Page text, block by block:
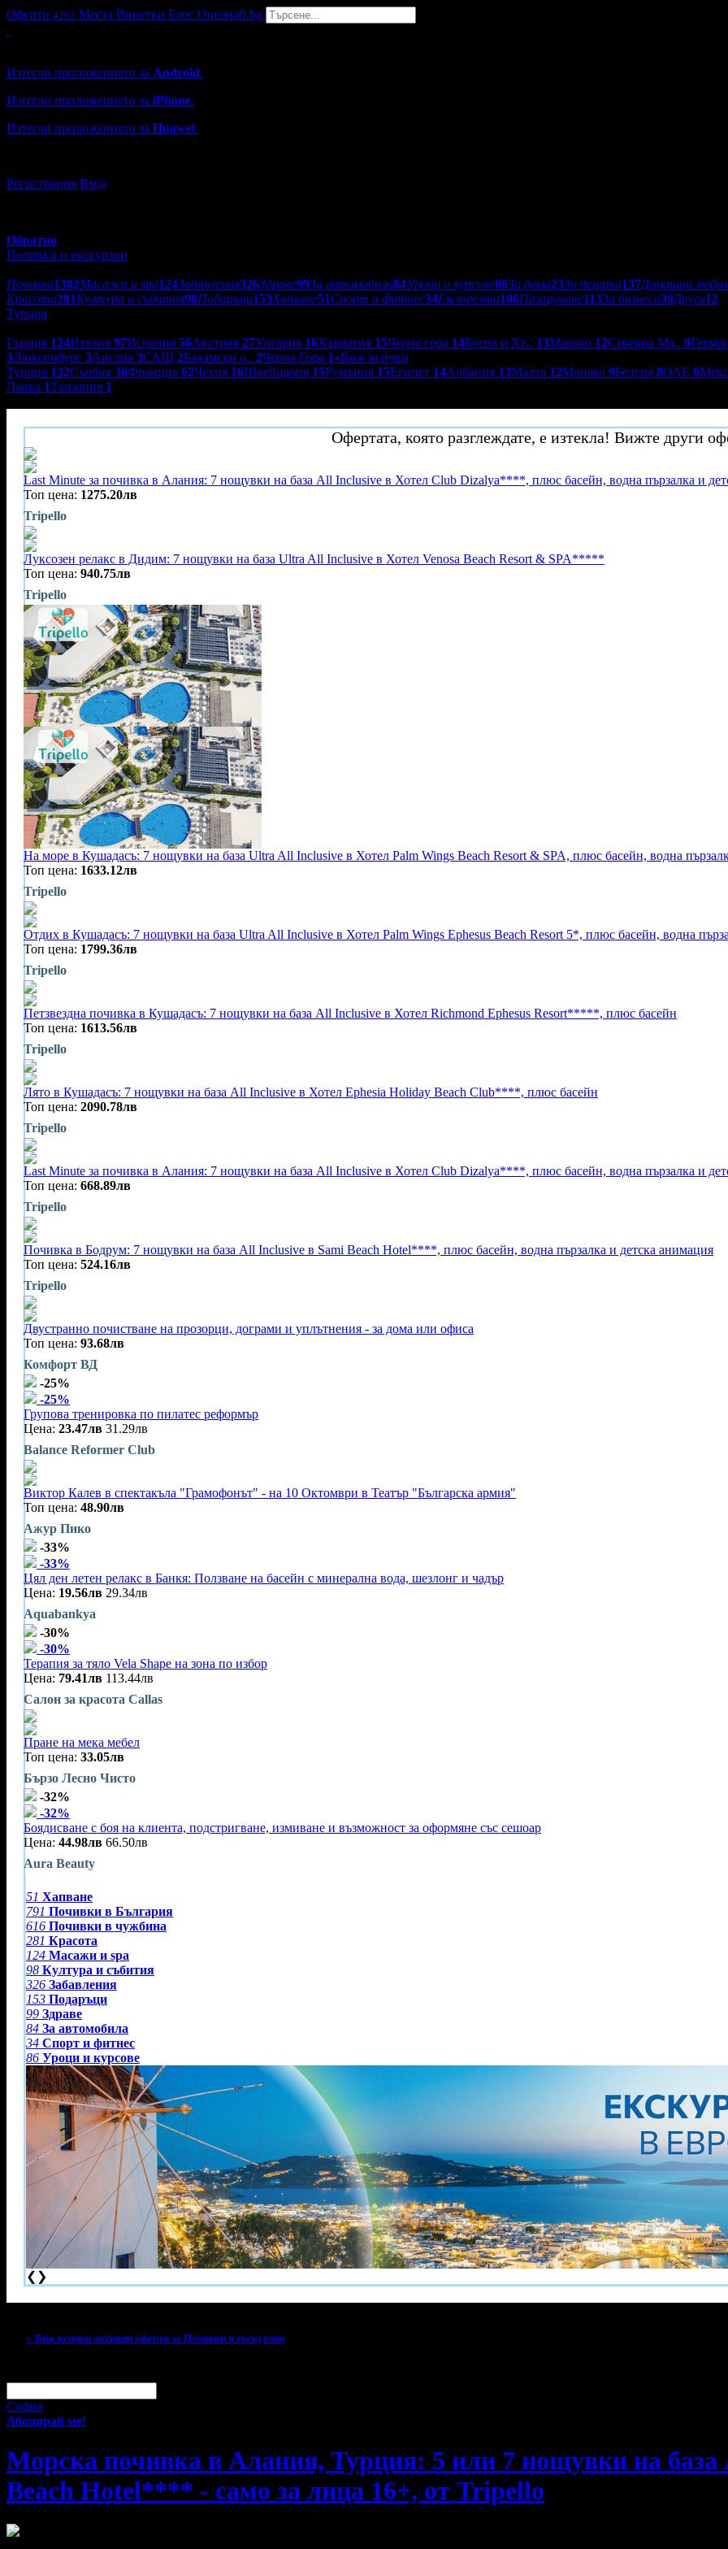
Оферти 4263 Места Винетки Блог Опознай.bg
Изтегли приложението за Android.
Изтегли приложението за iPhone.
Изтегли приложението за Huawei.
Регистрация Вход
Обратно
Почивки и екскурзии
Почивки1382Масажи и spa124Забавления326Здраве99За автомобила84Уроци и курсове86За дома23За децата137Домашни
Красота281Култура и събития98Подаръци153Хапване51Спорт и фитнес34Екстремни106Пазаруване113За бизнеса39Други12
Турция
Гърция 124Италия 97Испания 56Австрия 27Унгария 16Хърватия 15Черна гора 14Босна и Хе.. 13Мароко 12Северна Ма.. 9
3Люксембург 3Англия 3САЩ 2Бахамски о.. 2Черна Гора 1»Виж всички
Турция 132Сърбия 36Франция 62Чехия 16Швейцария 15Румъния 15Египет 14Албания 13Малта 12Монако 9Белгия 8ОАЕ 6
Ланка 1Танзания 1
Офертата, която разглеждате, е изтекла! Вижте други
Last Minute за почивка в Алания: 7 нощувки на база All Inclusive в Хотел Club Dizalya****, плюс басейн, водна пързалка и
Топ цена: 1275.20лв
Tripello
Луксозен релакс в Дидим: 7 нощувки на база Ultra All Inclusive в Хотел Venosa Beach Resort & SPA*****
Топ цена: 940.75лв
Tripello
На море в Кушадасъ: 7 нощувки на база Ultra All Inclusive в Хотел Palm Wings Beach Resort & SPA, плюс басейн, водна
Топ цена: 1633.12лв
Tripello
Отдих в Кушадасъ: 7 нощувки на база Ultra All Inclusive в Хотел Palm Wings Ephesus Beach Resort 5*, плюс басейн, водна
Топ цена: 1799.36лв
Tripello
Петзвездна почивка в Кушадасъ: 7 нощувки на база All Inclusive в Хотел Richmond Ephesus Resort*****, плюс басейн
Топ цена: 1613.56лв
Tripello
Лято в Кушадасъ: 7 нощувки на база All Inclusivе в Хотел Ephesia Holiday Beach Club****, плюс басейн
Топ цена: 2090.78лв
Tripello
Last Minute за почивка в Алания: 7 нощувки на база All Inclusive в Хотел Club Dizalya****, плюс басейн, водна пързалка и
Топ цена: 668.89лв
Tripello
Почивка в Бодрум: 7 нощувки на база All Inclusive в Sami Beach Hotel****, плюс басейн, водна пързалка и детска анимация
Топ цена: 524.16лв
Tripello
Двустранно почистване на прозорци, дограми и уплътнения - за дома или офиса
Топ цена: 93.68лв
Комфорт ВД
-25%
-25%
Групова тренировка по пилатес реформър
Цена: 23.47лв 31.29лв
Balance Reformer Club
Виктор Калев в спектакъла "Грамофонът" - на 10 Октомври в Театър "Българска армия"
Топ цена: 48.90лв
Ажур Пико
-33%
-33%
Цял ден летен релакс в Банкя: Ползване на басейн с минерална вода, шезлонг и чадър
Цена: 19.56лв 29.34лв
Aquabankya
-30%
-30%
Терапия за тяло Vela Shape на зона по избор
Цена: 79.41лв 113.44лв
Салон за красота Callas
Пране на мека мебел
Топ цена: 33.05лв
Бързо Лесно Чисто
-32%
-32%
Боядисване с боя на клиента, подстригване, измиване и възможност за оформяне със сешоар
Цена: 44.98лв 66.50лв
Aura Beauty
51 Хапване
791 Почивки в България
616 Почивки в чужбина
281 Красота
124 Масажи и spa
98 Култура и събития
326 Забавления
153 Подаръци
99 Здраве
84 За автомобила
34 Спорт и фитнес
86 Уроци и курсове
❮ ❯
» Виж всички активни оферти за Почивки и екскурзии
София
Абонирай ме!
Морска почивка в Алания, Турция: 5 или 7 нощувки на
Beach Hotel**** - само за лица 16+, от Tripello